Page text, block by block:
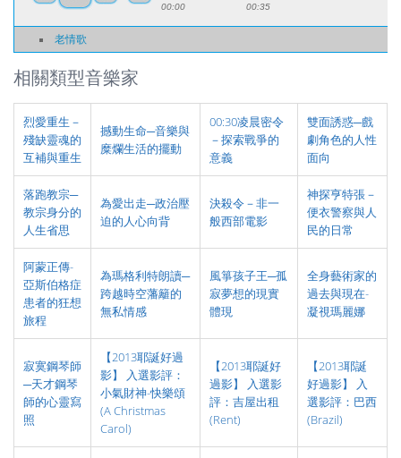
00:00 00:35
老情歌
相關類型音樂家
烈愛重生－
殘缺靈魂的
互補與重生
撼動生命─音樂與
糜爛生活的擺動
00:30凌晨密令
－探索戰爭的
意義
雙面誘惑─戲
劇角色的人性
面向
落跑教宗─
教宗身分的
人生省思
為愛出走─政治壓
迫的人心向背
決殺令－非一
般西部電影
神探亨特張－
便衣警察與人
民的日常
阿蒙正傳-
亞斯伯格症
患者的狂想
旅程
為瑪格利特朗讀─
跨越時空藩籬的
無私情感
風箏孩子王─孤
寂夢想的現實
體現
全身藝術家的
過去與現在-
凝視瑪麗娜
寂寞鋼琴師
─天才鋼琴
師的心靈寫
照
【2013耶誕好過
影】 入選影評：
小氣財神-快樂頌
(A Christmas
Carol)
【2013耶誕好
過影】 入選影
評：吉屋出租
(Rent)
【2013耶誕
好過影】 入
選影評：巴西
(Brazil)